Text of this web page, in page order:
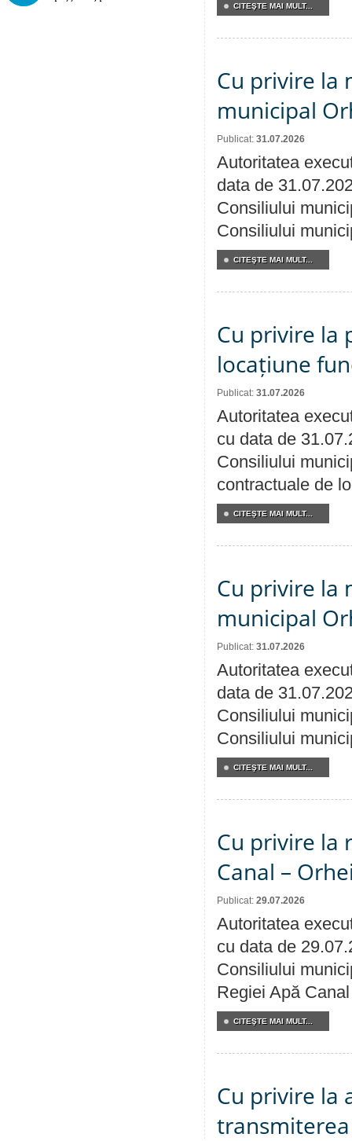
CITEŞTE MAI MULT...
Cu privire la
municipal
Publicat: 31.07.2026
Autoritatea
data de
Consiliului
Consiliului
CITEŞTE MAI MULT...
Cu privire la
locațiune
Publicat: 31.07.2026
Autoritatea
cu data de
Consiliului
contractuale de
CITEŞTE MAI MULT...
Cu privire la
municipal
Publicat: 31.07.2026
Autoritatea
data de
Consiliului
Consiliului
CITEŞTE MAI MULT...
Cu privire la
Canal –
Publicat: 29.07.2026
Autoritatea
cu data de
Consiliului
Regiei Apă
CITEŞTE MAI MULT...
Cu privire la